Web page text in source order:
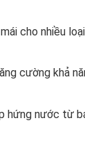
cho nhiều
cường khả
hứng nước từ